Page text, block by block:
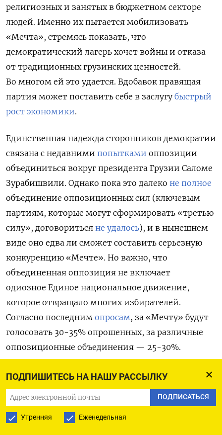
ПОДПИШИТЕСЬ НА НАШУ РАССЫЛКУ
ПОДПИСАТЬСЯ
Утренняя Еженедельная
религиозных и занятых в бюджетном секторе
людей. Именно их пытается мобилизовать
«Мечта», стремясь показать, что
демократический лагерь хочет войны и отказа
от традиционных грузинских ценностей.
Во многом ей это удается. Вдобавок правящая
партия может поставить себе в заслугу быстрый
рост экономики.
Единственная надежда сторонников демократии
связана с недавними попытками оппозиции
объединиться вокруг президента Грузии Саломе
Зурабишвили. Однако пока это далеко не полное
объединение оппозиционных сил (ключевым
партиям, которые могут сформировать «третью
силу», договориться не удалось), и в нынешнем
виде оно едва ли сможет составить серьезную
конкуренцию «Мечте». Но важно, что
объединенная оппозиция не включает
одиозное Единое национальное движение,
которое отвращало многих избирателей.
Согласно последним опросам, за «Мечту» будут
голосовать 30-35% опрошенных, за различные
оппозиционные объединения — 25-30%.
«Партия власти» контролирует основные
медиа, давит на бюджетников и активно
стремится привлечь на свою сторону верующих,
пугая свободой нравов в Европе. С этой целью